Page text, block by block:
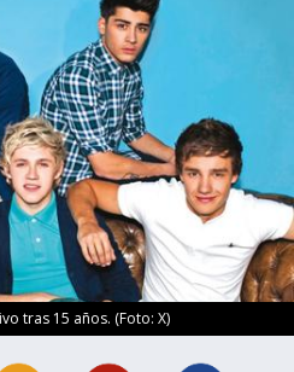
tras 15 años. (Foto: X)